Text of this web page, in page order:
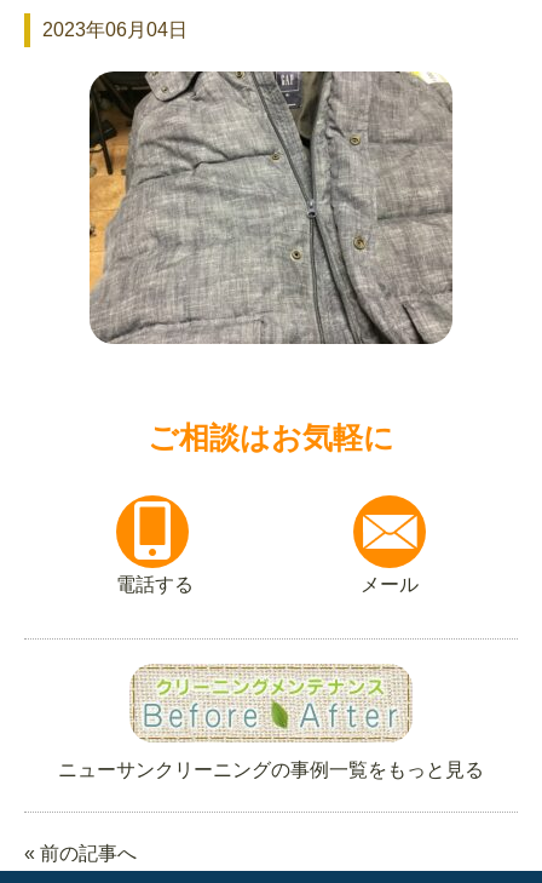
2023年06月04日
ご相談はお気軽に
電話する メール
ニューサンクリーニングの事例一覧をもっと見る
« 前の記事へ